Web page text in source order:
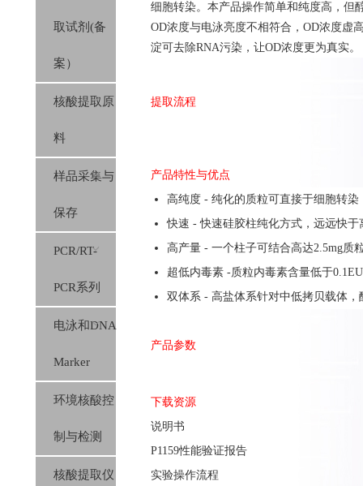
列）
取试剂(备
案）
核酸提取原
料
样品采集与
保存
PCR/RT-
PCR系列
电泳和DNA
Marker
环境核酸控
制与检测
核酸提取仪
细胞转染。本产品操作简单和纯度高，但
OD浓度与电泳亮度不相符合，OD浓度虚
淀可去除RNA污染，让OD浓度更为真实。
提取流程
产品特性与优点
高纯度 - 纯化的质粒可直接于细胞转染
快速 - 快速硅胶柱纯化方式，远远快于
高产量 - 一个柱子可结合高达2.5mg质
超低内毒素 -质粒内毒素含量低于
双体系 - 高盐体系针对中低拷贝载体
产品参数
下载资源
说明书
P1159性能验证报告
实验操作流程